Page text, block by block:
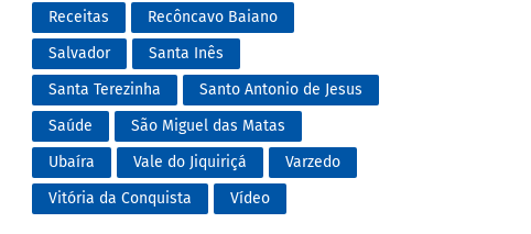
Receitas
Recôncavo Baiano
Salvador
Santa Inês
Santa Terezinha
Santo Antonio de Jesus
Saúde
São Miguel das Matas
Ubaíra
Vale do Jiquiriçá
Varzedo
Vitória da Conquista
Vídeo